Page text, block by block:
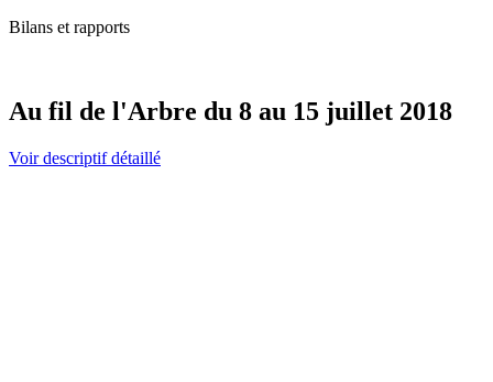
Bilans et rapports
Au fil de l'Arbre du 8 au 15 juillet 2018
Voir descriptif détaillé